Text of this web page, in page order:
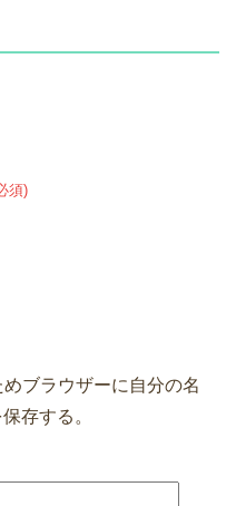
須)
ブラウザーに自分の名
存する。